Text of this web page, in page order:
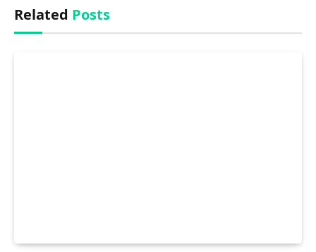
Related Posts